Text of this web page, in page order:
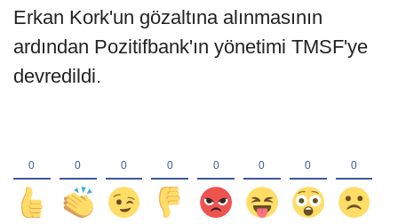
Erkan Kork'un gözaltına alınmasının
ardından Pozitifbank'ın yönetimi TMSF'ye
devredildi.